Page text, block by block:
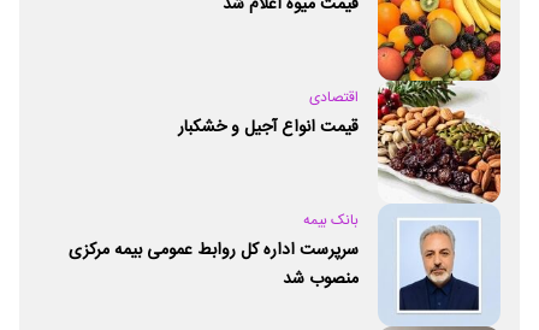
اقتصادی
قیمت انواع آجیل و خشکبار
بانک بیمه
سرپرست اداره کل روابط عمومی بیمه مرکزی
منصوب شد